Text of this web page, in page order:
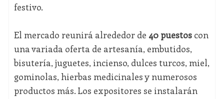
festivo.
El mercado reunirá alrededor de 40 puestoscon
una variada oferta de artesanía, embutidos,
bisutería, juguetes, incienso, dulces turcos, miel,
gominolas, hierbas medicinales y numerosos
productos más. Los expositores se instalarán